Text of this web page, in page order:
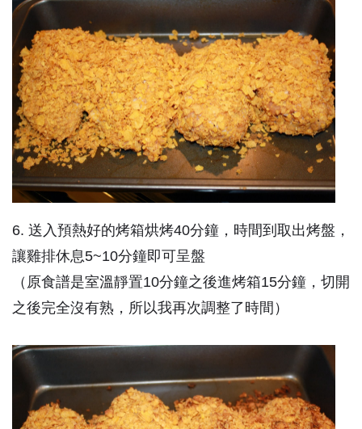
6. 送入預熱好的烤箱烘烤40分鐘，時間到取出烤盤，
讓雞排休息5~10分鐘即可呈盤
（原食譜是室溫靜置10分鐘之後進烤箱15分鐘，切開
之後完全沒有熟，所以我再次調整了時間）